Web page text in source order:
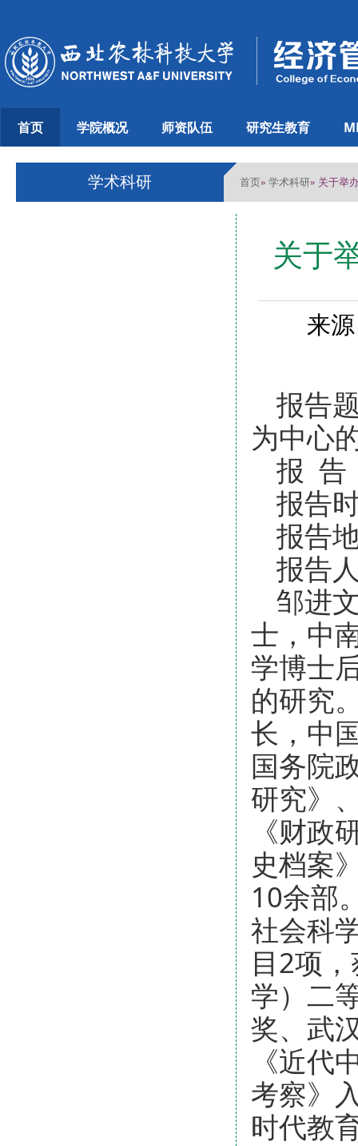
首页 学院概况 师资队伍 研究生教育
学术科研 首页» 学术科研» 关于举
关于
来
报告
为中心
报 告
报告
报告
报告
邹进
士，中
学博士
的研究
长，中
国务院
研究》
《财政
史档案
10余部
社会科
目2项
学）二
奖、武
《近代
考察》
时代教